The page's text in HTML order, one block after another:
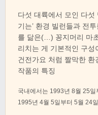
다섯 대륙에서 모인 다섯
기는’ 환경 빌런들과 전
를 닮은(…) 꽁지머리 마
리치는 게 기본적인 구성
건전가요 처럼 짤막한 환
작품의 특징
국내에서는 1993년 8월 25
1995년 4월 5일부터 5월 24